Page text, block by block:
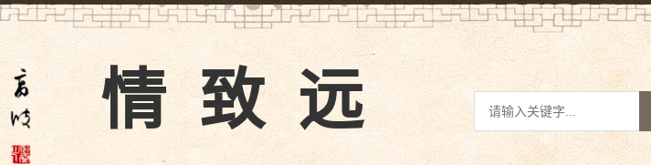
情致远